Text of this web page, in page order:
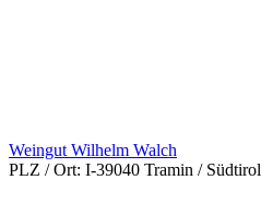
Weingut Wilhelm Walch
PLZ / Ort: I-39040 Tramin / Südtirol